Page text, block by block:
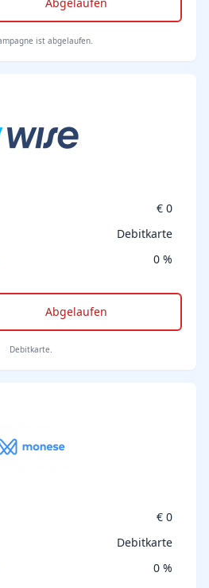
ist abgelaufen.
€ 0
Debitkarte
0 %
Abgelaufen
Debitkarte.
€ 0
Debitkarte
0 %